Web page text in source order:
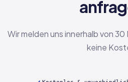
Wir melden uns innerhalb von
keine